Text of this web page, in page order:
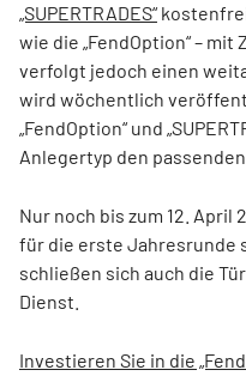
„SUPERTRADES“
wie die „FendOption“ –
verfolgt jedoch einen
wird wöchentlich
„FendOption“ und
Anlegertyp den
Nur noch bis zum 12. April
für die erste Jahresrunde
schließen sich auch die
Dienst.
Investieren Sie in die